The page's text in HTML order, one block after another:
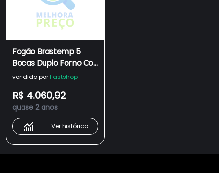
Fogão Brastemp 5
Bocas Duplo Forno Cor
Inox Com Botões
Aro Protetor -
BFD5NCR 110
vendido por Fastshop
R$ 4.060,92
quase 2 anos
Ver histórico